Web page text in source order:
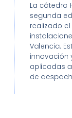
La cátedra
segunda
realizado el
Valencia.
innovación
aplicadas
de